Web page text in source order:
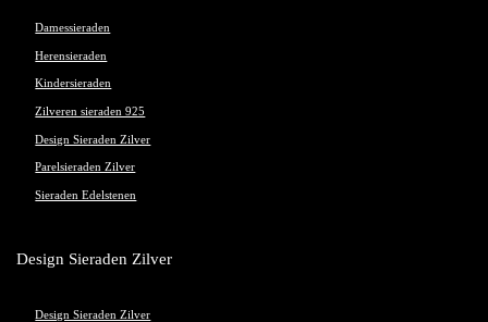
Damessieraden
Herensieraden
Kindersieraden
Zilveren sieraden 925
Design Sieraden Zilver
Parelsieraden Zilver
Sieraden Edelstenen
Design Sieraden Zilver
Design Sieraden Zilver